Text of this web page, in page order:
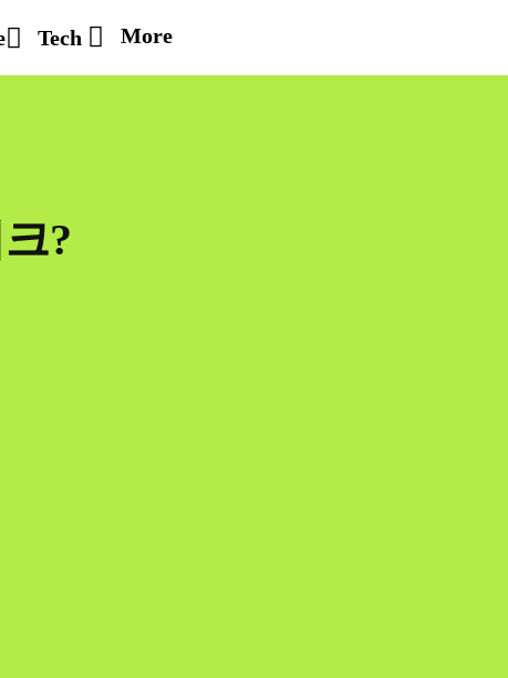
Tech More
?